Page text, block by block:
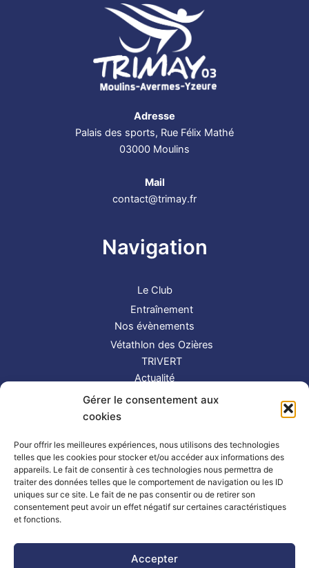
Gérer le consentement aux
cookies
Pour offrir les meilleures expériences, nous utilisons des technologies
telles que les cookies pour stocker et/ou accéder aux informations des
appareils. Le fait de consentir à ces technologies nous permettra de
traiter des données telles que le comportement de navigation ou les ID
uniques sur ce site. Le fait de ne pas consentir ou de retirer son
consentement peut avoir un effet négatif sur certaines caractéristiques
et fonctions.
Accepter
Adresse
Palais des sports, Rue Félix Mathé
03000 Moulins
Mail
contact@trimay.fr
Navigation
Le Club
Entraînement
Nos évènements
Vétathlon des Ozières
TRIVERT
Actualité
Contact
Suivez-nous !